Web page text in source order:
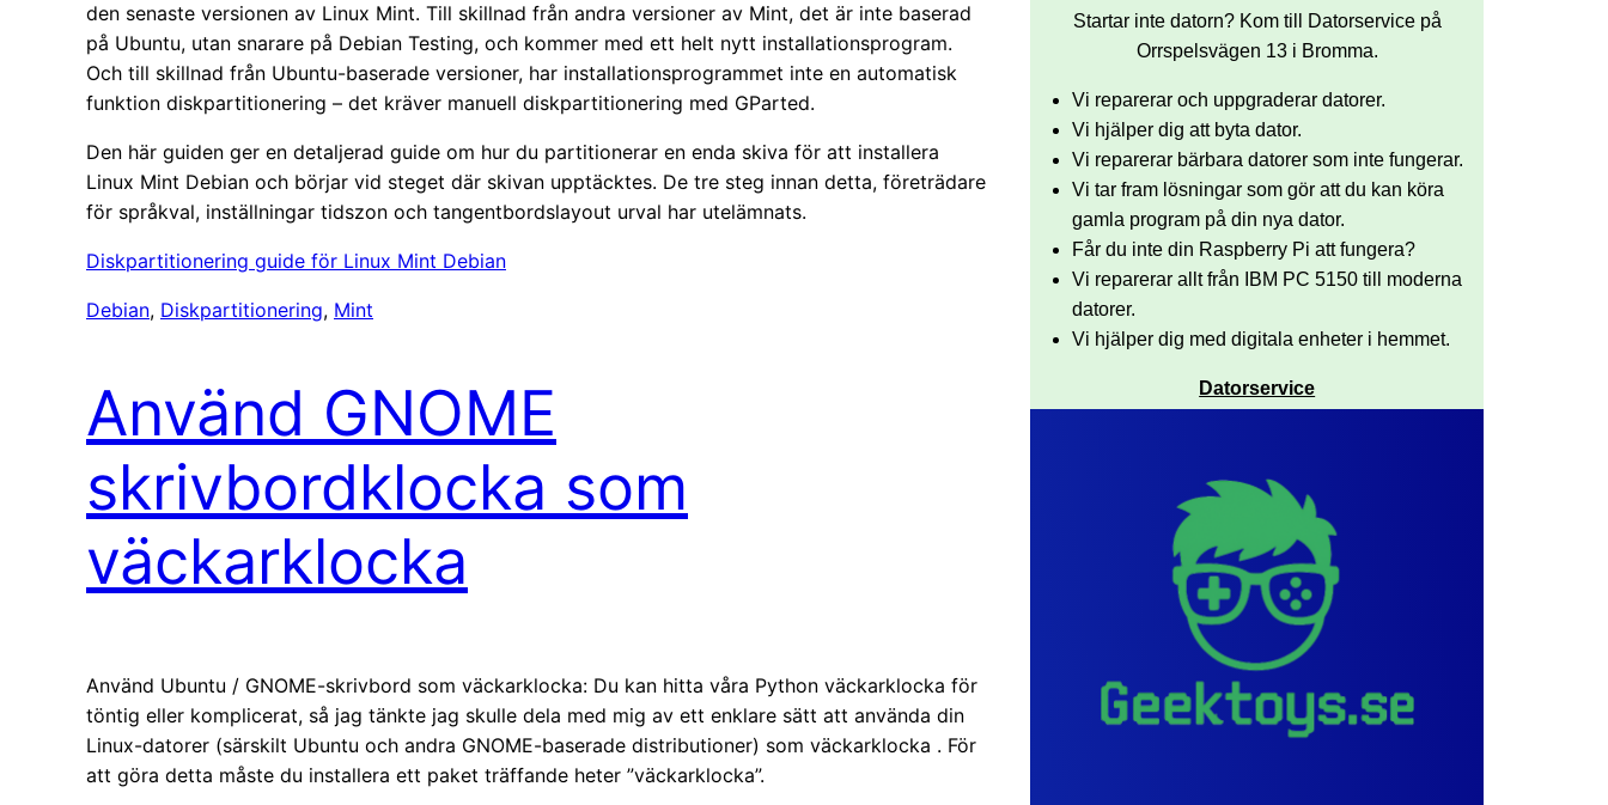
den senaste versionen av Linux Mint. Till skillnad från andra versioner av Mint, det är inte baserad
på Ubuntu, utan snarare på Debian Testing, och kommer med ett helt nytt installationsprogram.
Och till skillnad från Ubuntu-baserade versioner, har installationsprogrammet inte en automatisk
funktion diskpartitionering – det kräver manuell diskpartitionering med GParted.
Den här guiden ger en detaljerad guide om hur du partitionerar en enda skiva för att installera
Linux Mint Debian och börjar vid steget där skivan upptäcktes. De tre steg innan detta, företrädare
för språkval, inställningar tidszon och tangentbordslayout urval har utelämnats.
Diskpartitionering guide för Linux Mint Debian
Debian, Diskpartitionering, Mint
Använd GNOME
skrivbordklocka som
väckarklocka
Använd Ubuntu / GNOME-skrivbord som väckarklocka: Du kan hitta våra Python väckarklocka för
töntig eller komplicerat, så jag tänkte jag skulle dela med mig av ett enklare sätt att använda din
Linux-datorer (särskilt Ubuntu och andra GNOME-baserade distributioner) som väckarklocka . För
att göra detta måste du installera ett paket träffande heter ”väckarklocka”.
Startar inte datorn? Kom till Datorservice på
Orrspelsvägen 13 i Bromma.
Vi reparerar och uppgraderar datorer.
Vi hjälper dig att byta dator.
Vi reparerar bärbara datorer som inte fungerar.
Vi tar fram lösningar som gör att du kan köra
gamla program på din nya dator.
Får du inte din Raspberry Pi att fungera?
Vi reparerar allt från IBM PC 5150 till moderna
datorer.
Vi hjälper dig med digitala enheter i hemmet.
Datorservice